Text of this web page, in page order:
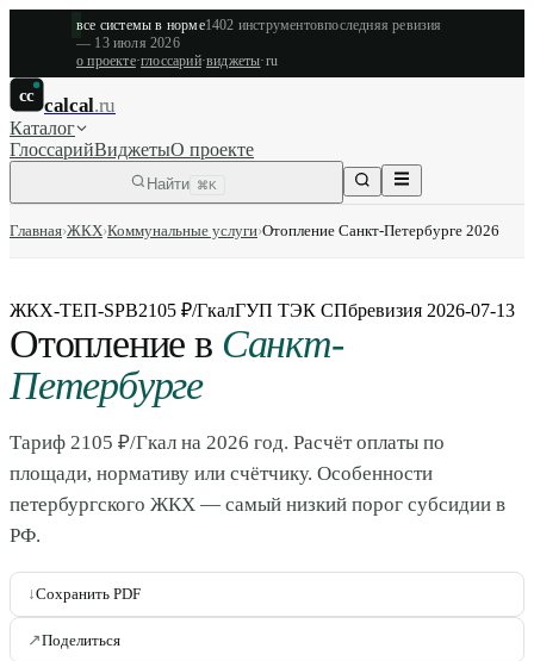
все системы в норме1402 инструментовпоследняя ревизия
— 13 июля 2026
о проекте·глоссарий·виджеты·ru
cc calcal.ru
Каталог
ГлоссарийВиджетыО проекте
Найти ⌘K
Главная›ЖКХ›Коммунальные услуги›Отопление Санкт-Петербурге 2026
ЖКХ-ТЕП-SPB2105 ₽/ГкалГУП ТЭК СПбревизия 2026-07-13
Отопление в Санкт-
Петербурге
Тариф 2105 ₽/Гкал на 2026 год. Расчёт оплаты по
площади, нормативу или счётчику. Особенности
петербургского ЖКХ — самый низкий порог субсидии в
РФ.
↓Сохранить PDF
↗Поделиться